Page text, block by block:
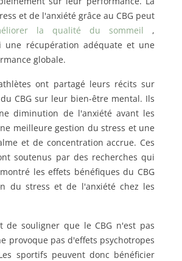
et de l'anxiété grâce au CBG peut
la qualité du sommeil ,
une récupération adéquate et une
globale.
ont partagé leurs récits sur
CBG sur leur bien-être mental. Ils
diminution de l'anxiété avant les
meilleure gestion du stress et une
et de concentration accrue. Ces
soutenus par des recherches qui
les effets bénéfiques du CBG
du stress et de l'anxiété chez les
de souligner que le CBG n'est pas
provoque pas d'effets psychotropes
sportifs peuvent donc bénéficier